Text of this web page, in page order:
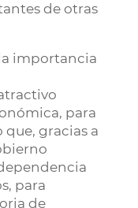
de otras
importancia
para
que, gracias a
para
de